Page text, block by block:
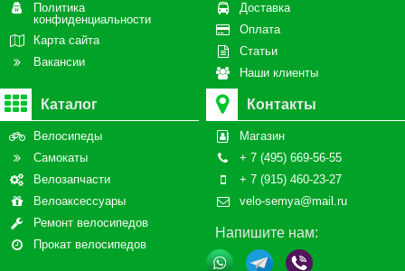
Политика
конфиденциальности
Карта сайта
Вакансии
Доставка
Оплата
Статьи
Наши клиенты
Каталог
Велосипеды
Самокаты
Велозапчасти
Велоаксессуары
Ремонт велосипедов
Прокат велосипедов
Контакты
Магазин
+ 7 (495) 669-56-55
+ 7 (915) 460-23-27
velo-semya@mail.ru
Напишите нам: